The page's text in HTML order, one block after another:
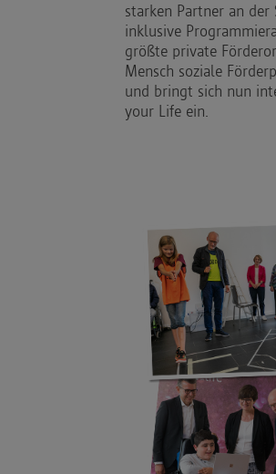
starken Partner an
inklusive
größte private
Mensch soziale
und bringt sich nun
your Life ein.